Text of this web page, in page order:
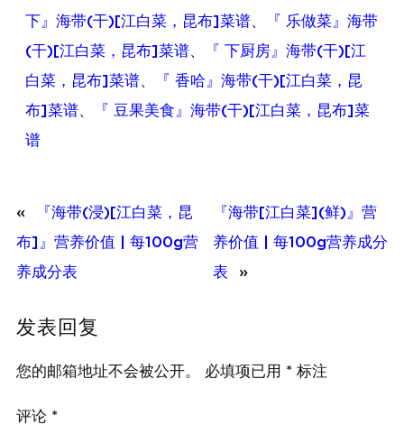
下』海带(干)[江白菜，昆布]菜谱、
『 乐做菜』海带
(干)[江白菜，昆布]菜谱、
『 下厨房』海带(干)[江
白菜，昆布]菜谱、
『 香哈』海带(干)[江白菜，昆
布]菜谱、
『 豆果美食』海带(干)[江白菜，昆布]菜
谱
«
『海带(浸)[江白菜，昆
布]』营养价值 | 每100g营
养成分表
『海带[江白菜](鲜)』营
养价值 | 每100g营养成分
表
»
发表回复
您的邮箱地址不会被公开。 必填项已用 * 标注
评论 *